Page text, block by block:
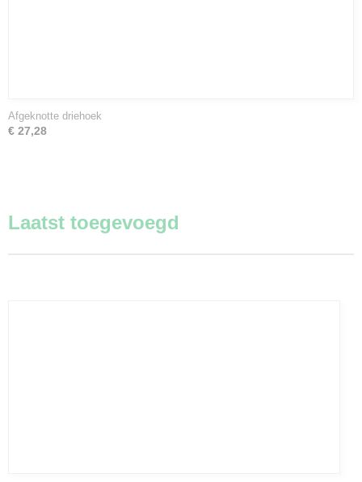
Afgeknotte driehoek
€ 27,28
Laatst toegevoegd